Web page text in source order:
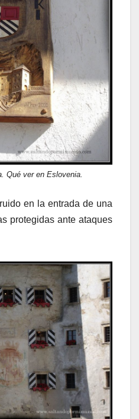
Qué ver en Eslovenia.
en la entrada de una
protegidas ante ataques